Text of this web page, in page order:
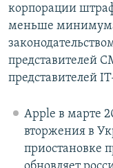
корпорации
меньше
представителей
представителей
Apple в марте
вторжения в
приостановке